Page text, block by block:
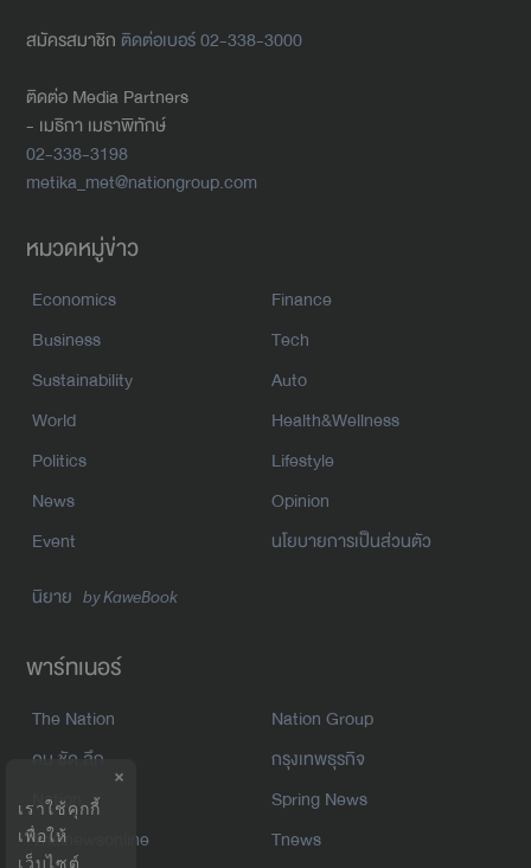
สมัครสมาชิก ติดต่อเบอร์ 02-338-3000
ติดต่อ Media Partners
- เมธิกา เมธาพิทักษ์
02-338-3198
metika_met@nationgroup.com
หมวดหมู่ข่าว
Economics
Finance
Business
Tech
Sustainability
Auto
World
Health&Wellness
Politics
Lifestyle
News
Opinion
Event
นโยบายการเป็นส่วนตัว
นิยาย by KaweBook
พาร์ทเนอร์
The Nation
Nation Group
คม ชัด ลึก
กรุงเทพธุรกิจ
Nation
Spring News
Thainewsonline
Tnews
×
เราใช้คุกกี้
เพื่อให้
เว็บไซต์